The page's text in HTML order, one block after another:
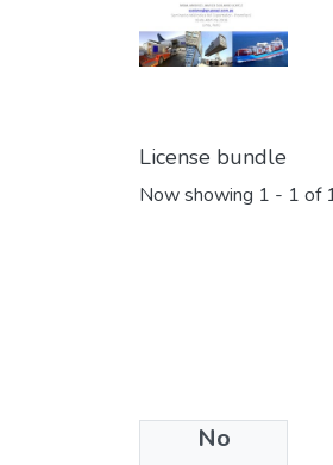
License bundle
Now showing 1 - 1 of
No
Collections